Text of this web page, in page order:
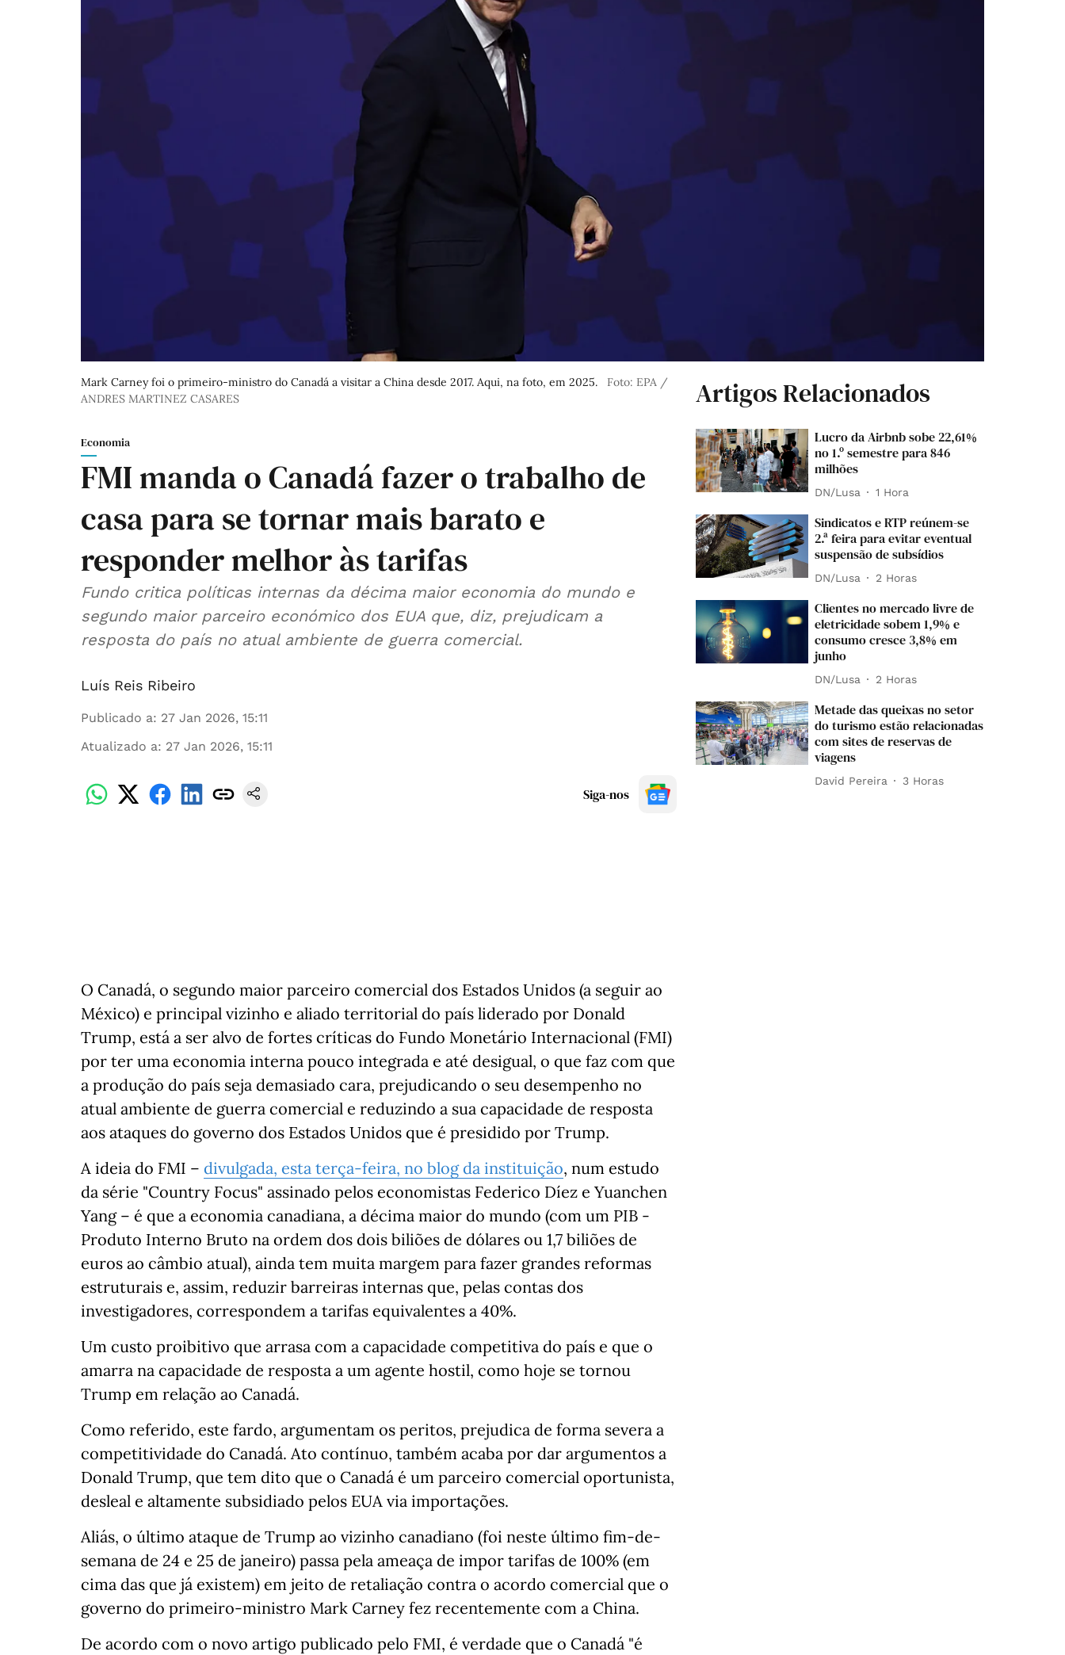
Mark Carney foi o primeiro-ministro do Canadá a visitar a China desde 2017. Aqui, na foto, em 2025.
Foto: EPA /
ANDRES MARTINEZ CASARES
Economia
FMI manda o Canadá fazer o trabalho de
casa para se tornar mais barato e
responder melhor às tarifas
Fundo critica políticas internas da décima maior economia do mundo e
segundo maior parceiro económico dos EUA que, diz, prejudicam a
resposta do país no atual ambiente de guerra comercial.
Luís Reis Ribeiro
Publicado a: 27 Jan 2026, 15:11
Atualizado a: 27 Jan 2026, 15:11
Siga-nos
O Canadá, o segundo maior parceiro comercial dos Estados Unidos (a seguir ao
México) e principal vizinho e aliado territorial do país liderado por Donald
Trump, está a ser alvo de fortes críticas do Fundo Monetário Internacional (FMI)
por ter uma economia interna pouco integrada e até desigual, o que faz com que
a produção do país seja demasiado cara, prejudicando o seu desempenho no
atual ambiente de guerra comercial e reduzindo a sua capacidade de resposta
aos ataques do governo dos Estados Unidos que é presidido por Trump.
A ideia do FMI – divulgada, esta terça-feira, no blog da instituição, num estudo
da série "Country Focus" assinado pelos economistas Federico Díez e Yuanchen
Yang – é que a economia canadiana, a décima maior do mundo (com um PIB -
Produto Interno Bruto na ordem dos dois biliões de dólares ou 1,7 biliões de
euros ao câmbio atual), ainda tem muita margem para fazer grandes reformas
estruturais e, assim, reduzir barreiras internas que, pelas contas dos
investigadores, correspondem a tarifas equivalentes a 40%.
Um custo proibitivo que arrasa com a capacidade competitiva do país e que o
amarra na capacidade de resposta a um agente hostil, como hoje se tornou
Trump em relação ao Canadá.
Como referido, este fardo, argumentam os peritos, prejudica de forma severa a
competitividade do Canadá. Ato contínuo, também acaba por dar argumentos a
Donald Trump, que tem dito que o Canadá é um parceiro comercial oportunista,
desleal e altamente subsidiado pelos EUA via importações.
Aliás, o último ataque de Trump ao vizinho canadiano (foi neste último fim-de-
semana de 24 e 25 de janeiro) passa pela ameaça de impor tarifas de 100% (em
cima das que já existem) em jeito de retaliação contra o acordo comercial que o
governo do primeiro-ministro Mark Carney fez recentemente com a China.
De acordo com o novo artigo publicado pelo FMI, é verdade que o Canadá "é
Artigos Relacionados
Lucro da Airbnb sobe 22,61%
no 1.º semestre para 846
milhões
DN/Lusa 1 Hora
Sindicatos e RTP reúnem-se
2.ª feira para evitar eventual
suspensão de subsídios
DN/Lusa 2 Horas
Clientes no mercado livre de
eletricidade sobem 1,9% e
consumo cresce 3,8% em
junho
DN/Lusa 2 Horas
Metade das queixas no setor
do turismo estão relacionadas
com sites de reservas de
viagens
David Pereira 3 Horas